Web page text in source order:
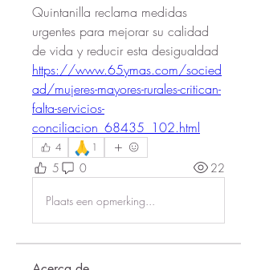
Quintanilla reclama medidas
urgentes para mejorar su calidad
de vida y reducir esta desigualdad
https://www.65ymas.com/socied
ad/mujeres-mayores-rurales-critican-
falta-servicios-
conciliacion_68435_102.html
4 🙏 1
5 0 22
Plaats een opmerking...